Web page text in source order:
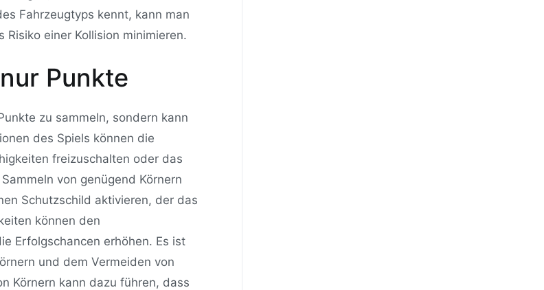
Fahrzeugtyps kennt, kann man
einer Kollision minimieren.
Punkte
zu sammeln, sondern kann
des Spiels können die
freizuschalten oder das
von genügend Körnern
Schutzschild aktivieren, der das
können den
Erfolgschancen erhöhen. Es ist
und dem Vermeiden von
Körnern kann dazu führen, dass